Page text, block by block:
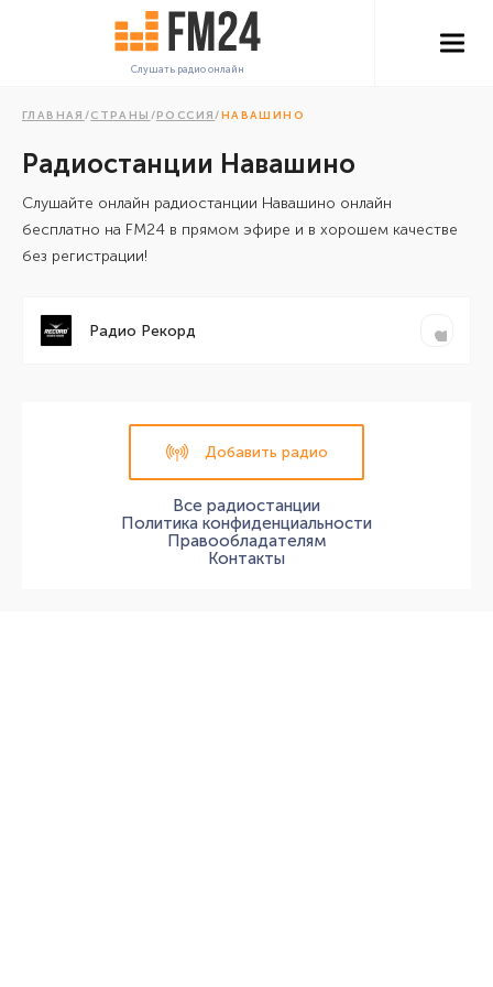
Слушать радио онлайн
ГЛАВНАЯ /СТРАНЫ /РОССИЯ/НАВАШИНО
Радиостанции Навашино
Cлушайте онлайн радиостанции Навашино онлайн
бесплатно на FM24 в прямом эфире и в хорошем качестве
без регистрации!
Радио Рекорд
Добавить радио
Все радиостанции
Политика конфиденциальности
Правообладателям
Контакты